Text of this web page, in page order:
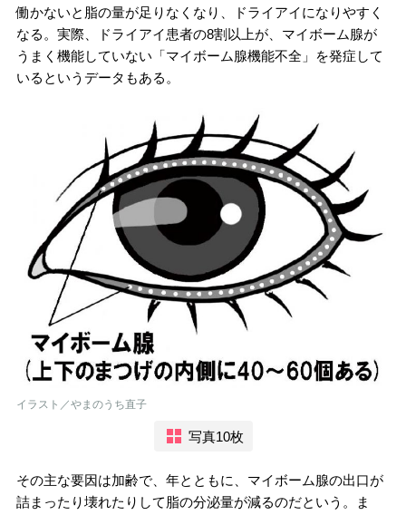
働かないと脂の量が足りなくなり、ドライアイになりやすく
なる。実際、ドライアイ患者の8割以上が、マイボーム腺が
うまく機能していない「マイボーム腺機能不全」を発症して
いるというデータもある。
イラスト／やまのうち直子
写真10枚
その主な要因は加齢で、年とともに、マイボーム腺の出口が
詰まったり壊れたりして脂の分泌量が減るのだという。ま